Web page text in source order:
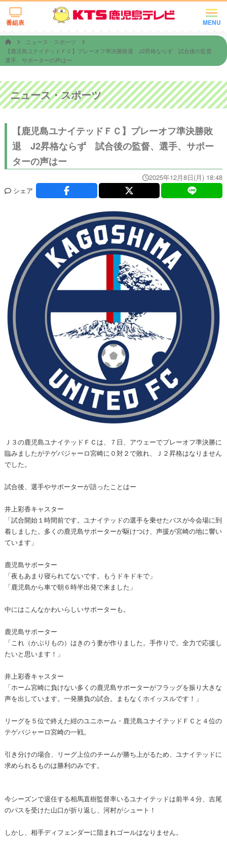
MENU
番組表
ニュース・スポーツ
【鹿児島ユナイテッドＦＣ】プレーオフ準決勝敗退 J2昇格ならず 試合後の監督、
選手、サポーターの声はー
ニュース・スポーツ
【鹿児島ユナイテッドＦＣ】プレーオフ準決勝敗
退 J2昇格ならず 試合後の監督、選手、サポー
ターの声はー
2025年12月8日(月) 18:48
シェア
Ｊ３の鹿児島ユナイテッドＦＣは、７日、アウェーでプレーオフ準決勝に
臨みましたがテゲバジャーロ宮崎に０対２で敗れ、Ｊ２昇格はなりません
でした。
試合後、選手やサポーターが語ったことはー
井上彩香キャスター
「試合開始１時間前です。ユナイテッドの選手を乗せたバスが今会場に到
着しました。多くの鹿児島サポーターが駆けつけ、声援が宮崎の地に響い
ています」
鹿児島サポーター
「夜もあまり寝られてないです。もうドキドキで」
「鹿児島から車で朝６時半出発で来ました」
中にはこんなかわいらしいサポーターも。
鹿児島サポーター
「これ（かぶりもの）はきのう妻が作りました。手作りで。全力で応援し
たいと思います！」
井上彩香キャスター
「ホーム宮崎に負けない多くの鹿児島サポーターがフラッグを振り大きな
声を出しています。一発勝負の試合。まもなくホイッスルです！」
リーグを５位で終えた紺のユニホーム・鹿児島ユナイテッドＦＣと４位の
テゲバジャーロ宮崎の一戦。
引き分けの場合、リーグ上位のチームが勝ち上がるため、ユナイテッドに
求められるものは勝利のみです。
今シーズンで退任する相馬直樹監督率いるユナイテッドは前半４分、吉尾
のパスを受けた山口が折り返し、河村がシュート！
しかし、相手ディフェンダーに阻まれゴールはなりません。